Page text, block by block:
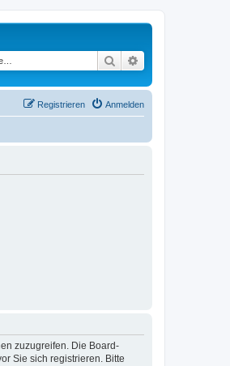
Suche
Anmelden
Registrieren
zuzugreifen. Die Board-
Sie sich registrieren. Bitte